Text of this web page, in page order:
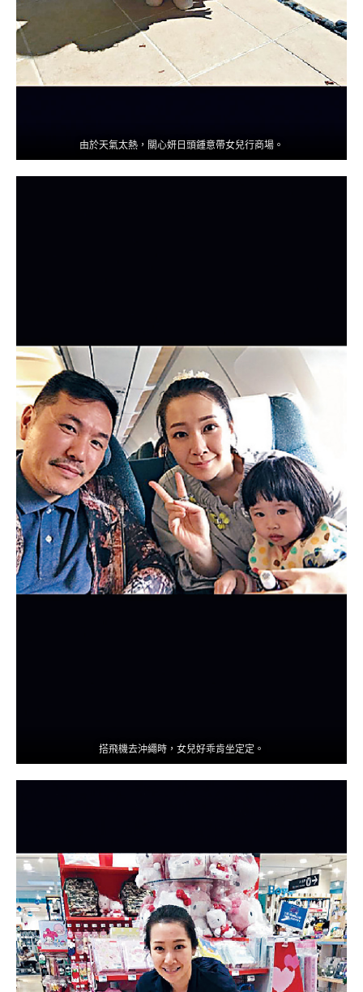
由於天氣太熱，關心妍日頭鍾意帶女兒行商場。
搭飛機去沖繩時，女兒好乖肯坐定定。